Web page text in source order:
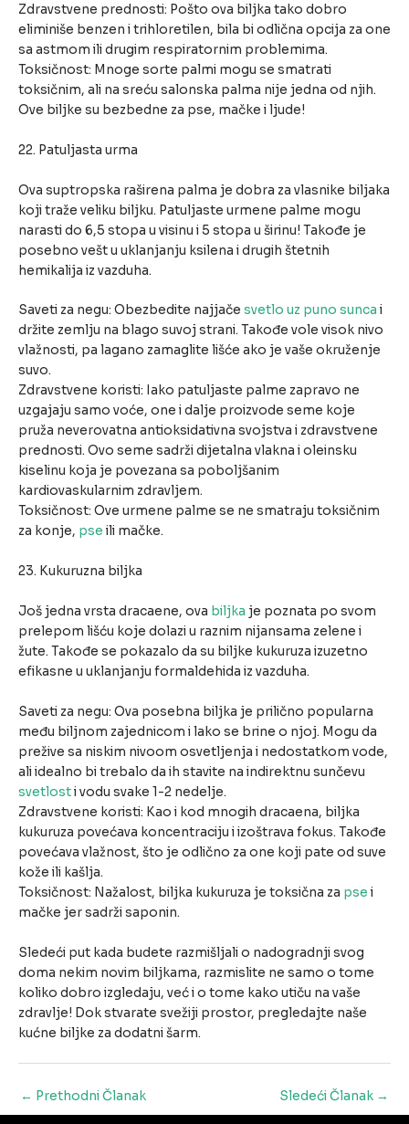
Zdravstvene prednosti: Pošto ova biljka tako dobro
eliminiše benzen i trihloretilen, bila bi odlična opcija za one
sa astmom ili drugim respiratornim problemima.
Toksičnost: Mnoge sorte palmi mogu se smatrati
toksičnim, ali na sreću salonska palma nije jedna od njih.
Ove biljke su bezbedne za pse, mačke i ljude!
22. Patuljasta urma
Ova suptropska raširena palma je dobra za vlasnike biljaka
koji traže veliku biljku. Patuljaste urmene palme mogu
narasti do 6,5 stopa u visinu i 5 stopa u širinu! Takođe je
posebno vešt u uklanjanju ksilena i drugih štetnih
hemikalija iz vazduha.
Saveti za negu: Obezbedite najjače svetlo uz puno sunca i
držite zemlju na blago suvoj strani. Takođe vole visok nivo
vlažnosti, pa lagano zamaglite lišće ako je vaše okruženje
suvo.
Zdravstvene koristi: Iako patuljaste palme zapravo ne
uzgajaju samo voće, one i dalje proizvode seme koje
pruža neverovatna antioksidativna svojstva i zdravstvene
prednosti. Ovo seme sadrži dijetalna vlakna i oleinsku
kiselinu koja je povezana sa poboljšanim
kardiovaskularnim zdravljem.
Toksičnost: Ove urmene palme se ne smatraju toksičnim
za konje, pse ili mačke.
23. Kukuruzna biljka
Još jedna vrsta dracaene, ova biljka je poznata po svom
prelepom lišću koje dolazi u raznim nijansama zelene i
žute. Takođe se pokazalo da su biljke kukuruza izuzetno
efikasne u uklanjanju formaldehida iz vazduha.
Saveti za negu: Ova posebna biljka je prilično popularna
među biljnom zajednicom i lako se brine o njoj. Mogu da
prežive sa niskim nivoom osvetljenja i nedostatkom vode,
ali idealno bi trebalo da ih stavite na indirektnu sunčevu
svetlosti vodu svake 1-2 nedelje.
Zdravstvene koristi: Kao i kod mnogih dracaena, biljka
kukuruza povećava koncentraciju i izoštrava fokus. Takođe
povećava vlažnost, što je odlično za one koji pate od suve
kože ili kašlja.
Toksičnost: Nažalost, biljka kukuruza je toksična za pse i
mačke jer sadrži saponin.
Sledeći put kada budete razmišljali o nadogradnji svog
doma nekim novim biljkama, razmislite ne samo o tome
koliko dobro izgledaju, već i o tome kako utiču na vaše
zdravlje! Dok stvarate svežiji prostor, pregledajte naše
kućne biljke za dodatni šarm.
Post
← Prethodni Članak Sledeći Članak →